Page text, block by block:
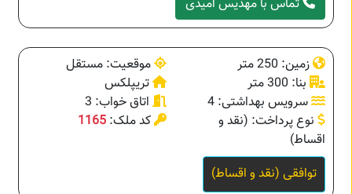
تماس با مهدیس امیدی
زمین: 250 متر
موقعیت: مستقل
بنا: 300 متر
تریپلکس
سرویس بهداشتی: 4
اتاق خواب: 3
نوع پرداخت: (نقد و
اقساط)
کد ملک: 1165
توافقی (نقد و اقساط)